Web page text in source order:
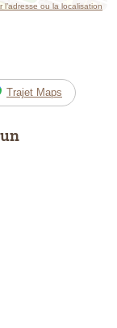
l’adresse ou la localisation
Trajet Maps